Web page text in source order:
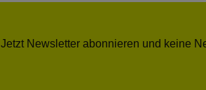
Jetzt Newsletter abonnieren und keine